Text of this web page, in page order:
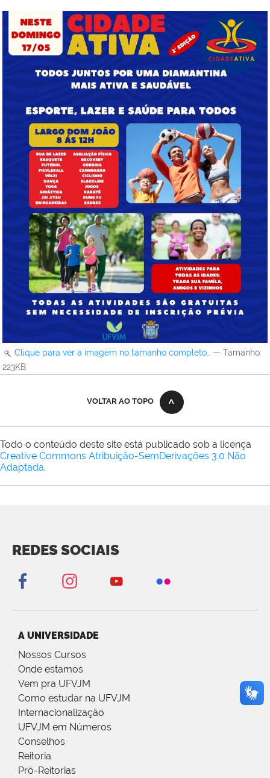
Clique para ver a imagem no tamanho completo… — Tamanho:
223KB
VOLTAR AO TOPO
Todo o conteúdo deste site está publicado sob a licença
Creative Commons Atribuição-SemDerivações 3.0 Não
Adaptada.
REDES SOCIAIS
A UNIVERSIDADE
Nossos Cursos
Onde estamos
Vem pra UFVJM
Como estudar na UFVJM
Internacionalização
UFVJM em Números
Conselhos
Reitoria
Pró-Reitorias